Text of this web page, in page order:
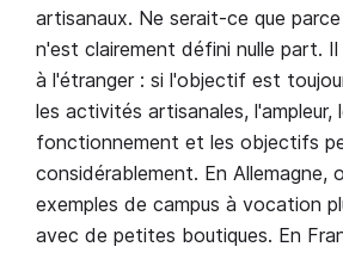
artisanaux. Ne serait-ce que
n'est clairement défini nulle part.
à l'étranger : si l'objectif est
les activités artisanales, l'ampleur,
fonctionnement et les objectifs
considérablement. En Allemagne,
exemples de campus à vocation
avec de petites boutiques. En